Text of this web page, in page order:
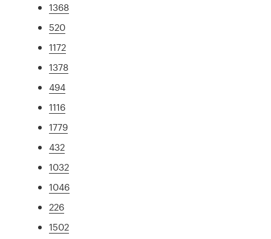
1368
520
1172
1378
494
1116
1779
432
1032
1046
226
1502